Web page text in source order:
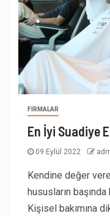
FIRMALAR
En İyi Suadiye
09 Eylül 2022
Kendine değer
hususların
Kişisel bakımına